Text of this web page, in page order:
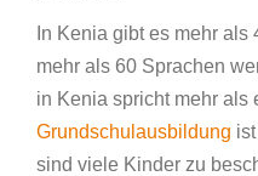
In Kenia gibt es mehr
mehr als 60 Sprachen
in Kenia spricht mehr als
Grundschulausbildung
sind viele Kinder zu